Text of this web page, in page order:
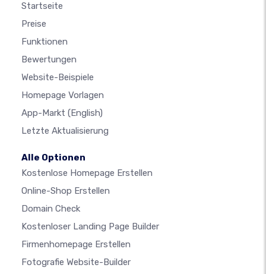
Startseite
Preise
Funktionen
Bewertungen
Website-Beispiele
Homepage Vorlagen
App-Markt (English)
Letzte Aktualisierung
Alle Optionen
Kostenlose Homepage Erstellen
Online-Shop Erstellen
Domain Check
Kostenloser Landing Page Builder
Firmenhomepage Erstellen
Fotografie Website-Builder